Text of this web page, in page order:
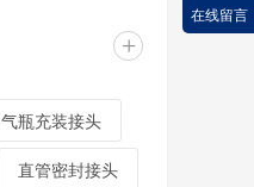
+
气瓶充装接头
直管密封接头
在线留言